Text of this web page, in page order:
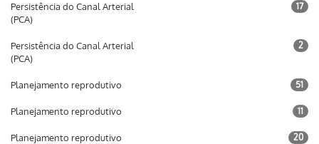
Persistência do Canal Arterial
(PCA)
17
Persistência do Canal Arterial
(PCA)
2
Planejamento reprodutivo 51
Planejamento reprodutivo 11
Planejamento reprodutivo 20